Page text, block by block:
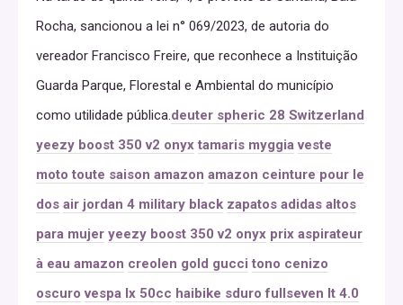
Rocha, sancionou a lei n° 069/2023, de autoria do
vereador Francisco Freire, que reconhece a Instituição
Guarda Parque, Florestal e Ambiental do município
como utilidade pública.deuter spheric 28 Switzerland
yeezy boost 350 v2 onyx tamaris myggia veste
moto toute saison amazon amazon ceinture pour le
dos air jordan 4 military black zapatos adidas altos
para mujer yeezy boost 350 v2 onyx prix aspirateur
à eau amazon creolen gold gucci tono cenizo
oscuro vespa lx 50cc haibike sduro fullseven lt 4.0